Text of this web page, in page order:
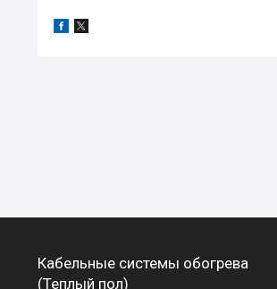
Кабельные системы обогрева
(Теплый пол)